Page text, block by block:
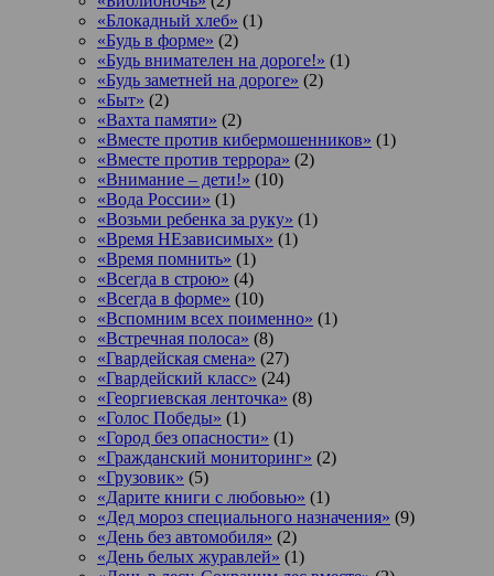
«Блокадный хлеб» (1)
«Будь в форме» (2)
«Будь внимателен на дороге!» (1)
«Будь заметней на дороге» (2)
«Быт» (2)
«Вахта памяти» (2)
«Вместе против кибермошенников» (1)
«Вместе против террора» (2)
«Внимание – дети!» (10)
«Вода России» (1)
«Возьми ребенка за руку» (1)
«Время НЕзависимых» (1)
«Время помнить» (1)
«Всегда в строю» (4)
«Всегда в форме» (10)
«Вспомним всех поименно» (1)
«Встречная полоса» (8)
«Гвардейская смена» (27)
«Гвардейский класс» (24)
«Георгиевская ленточка» (8)
«Голос Победы» (1)
«Город без опасности» (1)
«Гражданский мониторинг» (2)
«Грузовик» (5)
«Дарите книги с любовью» (1)
«Дед мороз специального назначения» (9)
«День без автомобиля» (2)
«День белых журавлей» (1)